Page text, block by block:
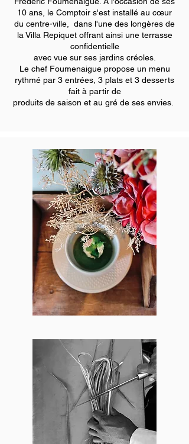
10 ans, le Comptoir s'est installé au cœur
du centre-ville, dans l'une des longères de
la Villa Repiquet offrant ainsi une terrasse
confidentielle
avec vue sur ses jardins créoles.
Le chef Foumenaigue propose un menu
rythmé par 3 entrées, 3 plats et 3 desserts
fait à partir de
produits de saison et au gré de ses envies.